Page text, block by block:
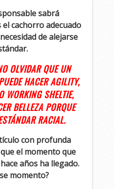
sabrá
cachorro adecuado
de alejarse
OLVIDAR QUE UN
HACER AGILITY,
WORKING SHELTIE,
BELLEZA PORQUE
RACIAL.
con profunda
el momento que
años ha llegado.
momento?